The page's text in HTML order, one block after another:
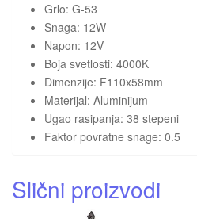
Grlo: G-53
Snaga: 12W
Napon: 12V
Boja svetlosti: 4000K
Dimenzije: F110x58mm
Materijal: Aluminijum
Ugao rasipanja: 38 stepeni
Faktor povratne snage: 0.5
Slični proizvodi